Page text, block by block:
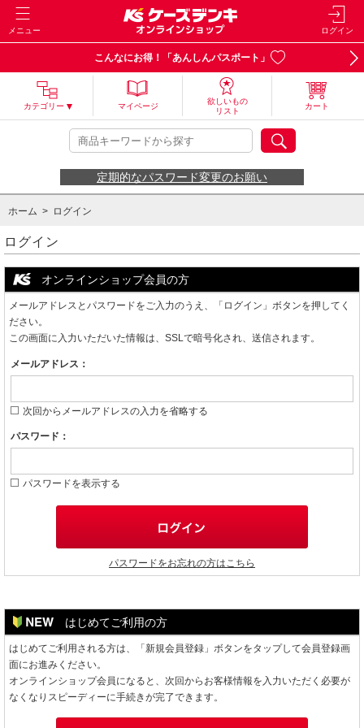
メニュー ログイン
こんなにお得！「あんしんパスポート」
カテゴリー マイページ
欲しいもの
リスト
カート
定期的なパスワード変更のお願い
ホーム > ログイン
ログイン
オンラインショップ会員の方
メールアドレスとパスワードをご入力のうえ、「ログイン」ボタンを押してく
ださい。
この画面に入力いただいた情報は、SSLで暗号化され、送信されます。
メールアドレス：
次回からメールアドレスの入力を省略する
パスワード：
パスワードを表示する
パスワードをお忘れの方はこちら
はじめてご利用の方
はじめてご利用される方は、「新規会員登録」ボタンをタップして会員登録画
面にお進みください。
オンラインショップ会員になると、次回からお客様情報を入力いただく必要が
なくなりスピーディーに手続きが完了できます。